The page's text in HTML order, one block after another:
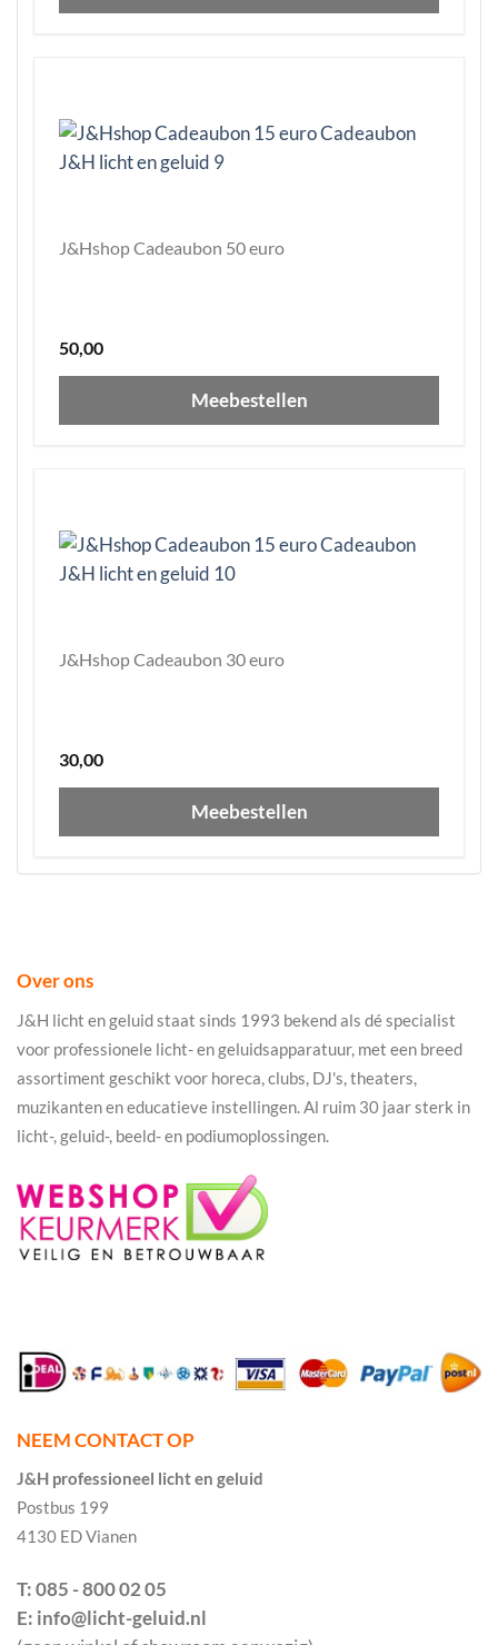
J&Hshop Cadeaubon 50 euro
50,00
Meebestellen
J&Hshop Cadeaubon 30 euro
30,00
Meebestellen
Over ons
J&H licht en geluid staat sinds 1993 bekend als dé specialist
voor professionele licht- en geluidsapparatuur, met een breed
assortiment geschikt voor horeca, clubs, DJ's, theaters,
muzikanten en educatieve instellingen. Al ruim 30 jaar sterk in
licht-, geluid-, beeld- en podiumoplossingen.
NEEM CONTACT OP
J&H professioneel licht en geluid
Postbus 199
4130 ED Vianen
T: 085 - 800 02 05
E: info@licht-geluid.nl